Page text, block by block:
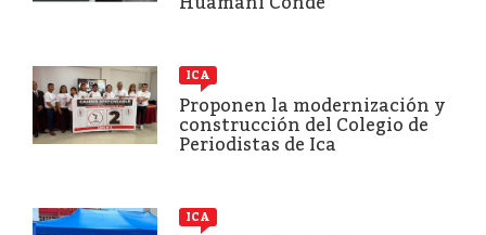
ICA
Proponen la modernización y
construcción del Colegio de
Periodistas de Ica
ICA